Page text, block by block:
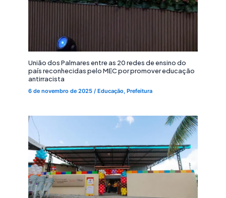
União dos Palmares entre as 20 redes de ensino do
país reconhecidas pelo MEC por promover educação
antirracista
6 de novembro de 2025/Educação,Prefeitura